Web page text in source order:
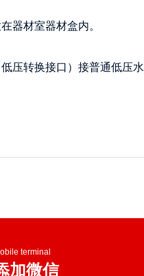
器材室器材盒内。
压转换接口）接普通低压水
terminal
加微信